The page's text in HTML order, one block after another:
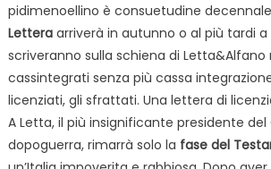
pidimenoellino è consuetudine
Letteraarriverà in autunno o al più tardi a
scriveranno sulla schiena di Letta&Alfano
cassintegrati senza più cassa
licenziati, gli sfrattati. Una lettera di
A Letta, il più insignificante presidente del
dopoguerra, rimarrà solo la fase del